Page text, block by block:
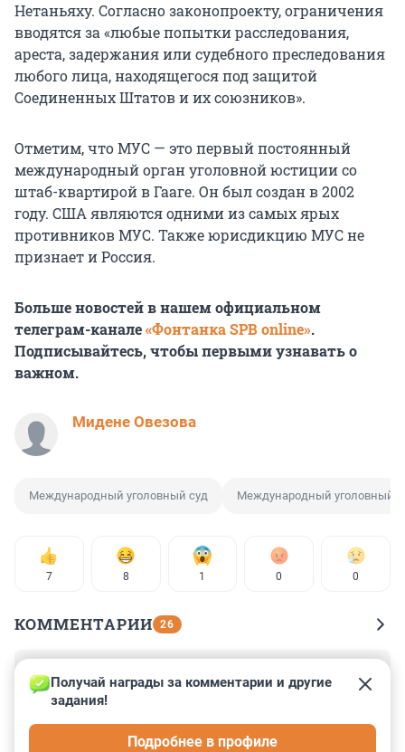
Нетаньяху. Согласно законопроекту, ограничения
вводятся за «любые попытки расследования,
ареста, задержания или судебного преследования
любого лица, находящегося под защитой
Соединенных Штатов и их союзников».
Отметим, что МУС — это первый постоянный
международный орган уголовной юстиции со
штаб-квартирой в Гааге. Он был создан в 2002
году. США являются одними из самых ярых
противников МУС. Также юрисдикцию МУС не
признает и Россия.
Больше новостей в нашем официальном
телеграм-канале«Фонтанка SPB online».
Подписывайтесь, чтобы первыми узнавать о
важном.
Мидене Овезова
Международный уголовный суд Международный уголовный
7 8 1 0 0
КОММЕНТАРИИ 26
21 января 2025, 13:59
Не признает юрисдикцию мус только на словах. На
деле же перестали ездить в страны где их могут
Получай награды за комментарии и другие
задания!
Подробнее в профиле